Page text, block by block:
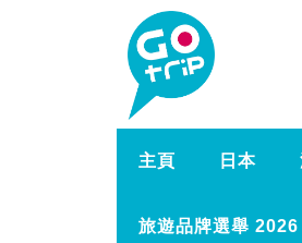
主頁 日本
旅遊品牌選舉 2026